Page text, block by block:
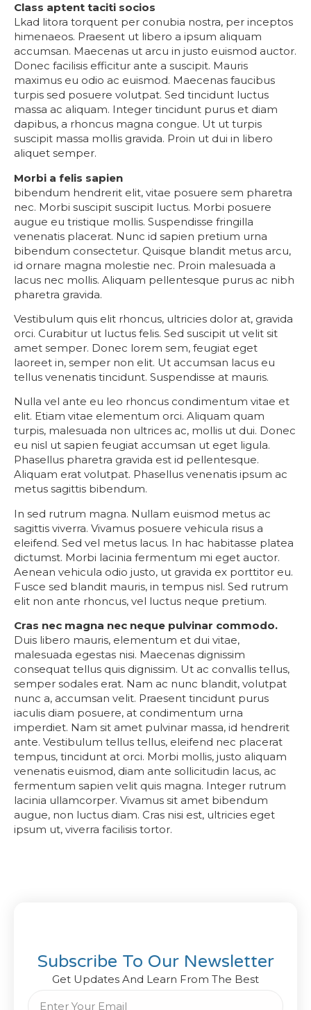
Class aptent taciti socios
Lkad litora torquent per conubia nostra, per inceptos
himenaeos. Praesent ut libero a ipsum aliquam
accumsan. Maecenas ut arcu in justo euismod auctor.
Donec facilisis efficitur ante a suscipit. Mauris
maximus eu odio ac euismod. Maecenas faucibus
turpis sed posuere volutpat. Sed tincidunt luctus
massa ac aliquam. Integer tincidunt purus et diam
dapibus, a rhoncus magna congue. Ut ut turpis
suscipit massa mollis gravida. Proin ut dui in libero
aliquet semper.
Morbi a felis sapien
bibendum hendrerit elit, vitae posuere sem pharetra
nec. Morbi suscipit suscipit luctus. Morbi posuere
augue eu tristique mollis. Suspendisse fringilla
venenatis placerat. Nunc id sapien pretium urna
bibendum consectetur. Quisque blandit metus arcu,
id ornare magna molestie nec. Proin malesuada a
lacus nec mollis. Aliquam pellentesque purus ac nibh
pharetra gravida.
Vestibulum quis elit rhoncus, ultricies dolor at, gravida
orci. Curabitur ut luctus felis. Sed suscipit ut velit sit
amet semper. Donec lorem sem, feugiat eget
laoreet in, semper non elit. Ut accumsan lacus eu
tellus venenatis tincidunt. Suspendisse at mauris.
Nulla vel ante eu leo rhoncus condimentum vitae et
elit. Etiam vitae elementum orci. Aliquam quam
turpis, malesuada non ultrices ac, mollis ut dui. Donec
eu nisl ut sapien feugiat accumsan ut eget ligula.
Phasellus pharetra gravida est id pellentesque.
Aliquam erat volutpat. Phasellus venenatis ipsum ac
metus sagittis bibendum.
In sed rutrum magna. Nullam euismod metus ac
sagittis viverra. Vivamus posuere vehicula risus a
eleifend. Sed vel metus lacus. In hac habitasse platea
dictumst. Morbi lacinia fermentum mi eget auctor.
Aenean vehicula odio justo, ut gravida ex porttitor eu.
Fusce sed blandit mauris, in tempus nisl. Sed rutrum
elit non ante rhoncus, vel luctus neque pretium.
Cras nec magna nec neque pulvinar commodo.
Duis libero mauris, elementum et dui vitae,
malesuada egestas nisi. Maecenas dignissim
consequat tellus quis dignissim. Ut ac convallis tellus,
semper sodales erat. Nam ac nunc blandit, volutpat
nunc a, accumsan velit. Praesent tincidunt purus
iaculis diam posuere, at condimentum urna
imperdiet. Nam sit amet pulvinar massa, id hendrerit
ante. Vestibulum tellus tellus, eleifend nec placerat
tempus, tincidunt at orci. Morbi mollis, justo aliquam
venenatis euismod, diam ante sollicitudin lacus, ac
fermentum sapien velit quis magna. Integer rutrum
lacinia ullamcorper. Vivamus sit amet bibendum
augue, non luctus diam. Cras nisi est, ultricies eget
ipsum ut, viverra facilisis tortor.
Subscribe To Our Newsletter
Get Updates And Learn From The Best